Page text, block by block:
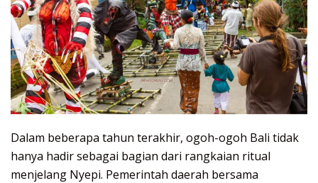
Dalam beberapa tahun terakhir, ogoh-ogoh Bali tidak
hanya hadir sebagai bagian dari rangkaian ritual
menjelang Nyepi. Pemerintah daerah bersama